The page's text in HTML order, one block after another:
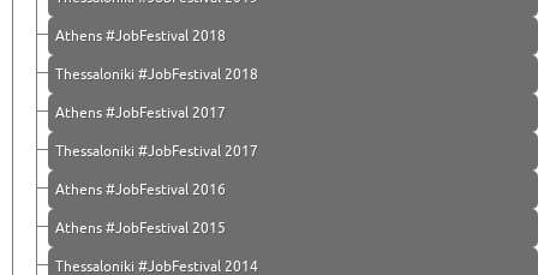
Athens #JobFestival 2018
Thessaloniki #JobFestival 2018
Athens #JobFestival 2017
Τhessaloniki #JobFestival 2017
Athens #JobFestival 2016
Athens #JobFestival 2015
Thessaloniki #JobFestival 2014